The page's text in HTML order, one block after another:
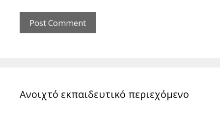
Ανοιχτό εκπαιδευτικό περιεχόμενο